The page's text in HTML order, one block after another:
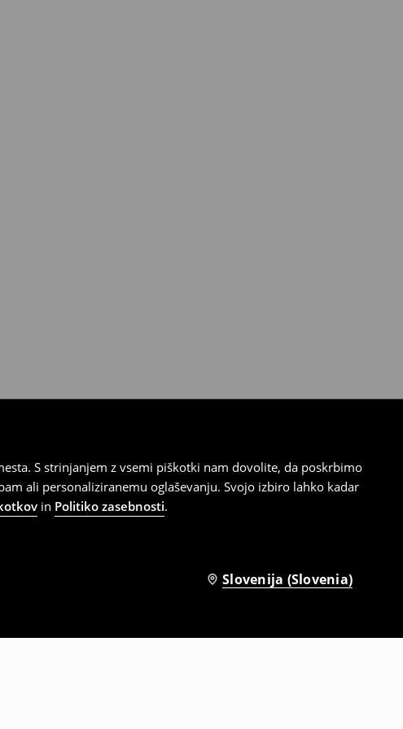
S strinjanjem z vsemi piškotki nam dovolite, da poskrbimo
ali personaliziranemu oglaševanju. Svojo izbiro lahko kadar
in Politiko zasebnosti.
Slovenija (Slovenia)